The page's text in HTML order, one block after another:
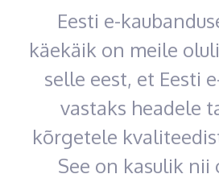
Eesti e-
käekäik on meile
selle eest, et Eesti
vastaks headele
kõrgetele
See on kasulik nii